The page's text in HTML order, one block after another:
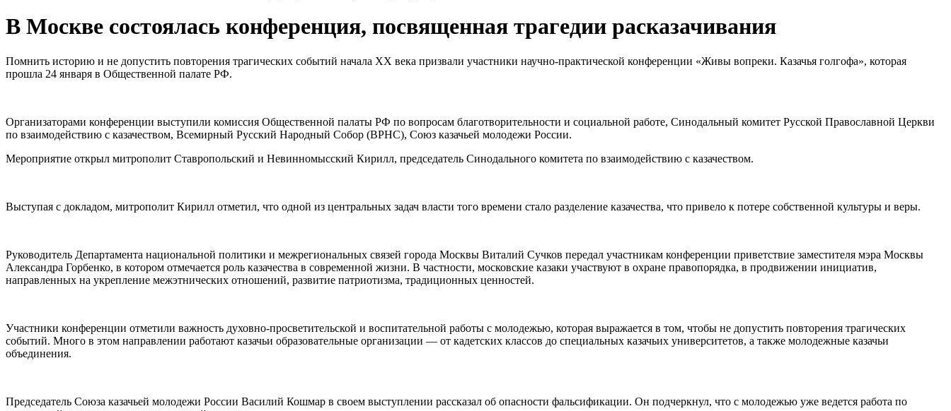
В Москве состоялась конференция, посвященная трагедии расказачивания
Помнить историю и не допустить повторения трагических событий начала ХХ века призвали участники научно-практической конференции «Живы вопреки. Казачья голгофа», которая
прошла 24 января в Общественной палате РФ.
Организаторами конференции выступили комиссия Общественной палаты РФ по вопросам благотворительности и социальной работе, Синодальный комитет Русской Православной Церкви
по взаимодействию с казачеством, Всемирный Русский Народный Собор (ВРНС), Союз казачьей молодежи России.
Мероприятие открыл митрополит Ставропольский и Невинномысский Кирилл, председатель Синодального комитета по взаимодействию с казачеством.
Выступая с докладом, митрополит Кирилл отметил, что одной из центральных задач власти того времени стало разделение казачества, что привело к потере собственной культуры и веры.
Руководитель Департамента национальной политики и межрегиональных связей города Москвы Виталий Сучков передал участникам конференции приветствие заместителя мэра Москвы
Александра Горбенко, в котором отмечается роль казачества в современной жизни. В частности, московские казаки участвуют в охране правопорядка, в продвижении инициатив,
направленных на укрепление межэтнических отношений, развитие патриотизма, традиционных ценностей.
Участники конференции отметили важность духовно-просветительской и воспитательной работы с молодежью, которая выражается в том, чтобы не допустить повторения трагических
событий. Много в этом направлении работают казачьи образовательные организации — от кадетских классов до специальных казачьих университетов, а также молодежные казачьи
объединения.
Председатель Союза казачьей молодежи России Василий Кошмар в своем выступлении рассказал об опасности фальсификации. Он подчеркнул, что с молодежью уже ведется работа по